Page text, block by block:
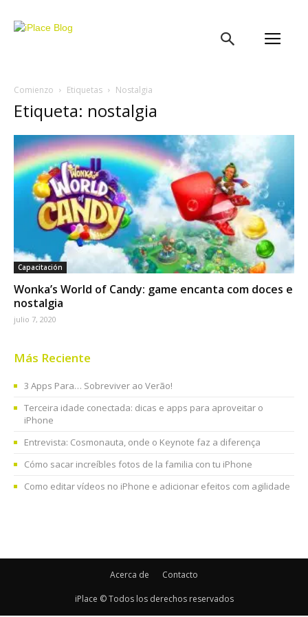
Comienzo Etiquetas Nostalgia
Etiqueta: nostalgia
Capacitación
Wonka’s World of Candy: game encanta com doces e
nostalgia
julio 7, 2020
Más Reciente
3 Apps Para… Sobreviver ao Verão!
Terceira idade conectada: dicas e apps para aproveitar o
iPhone
Entrevista: Cosmonauta, onde o Keynote faz a diferença
Cómo sacar increíbles fotos de la familia con tu iPhone
Como editar vídeos no iPhone e adicionar efeitos com agilidade
Acerca de Contacto
iPlace © Todos los derechos reservados